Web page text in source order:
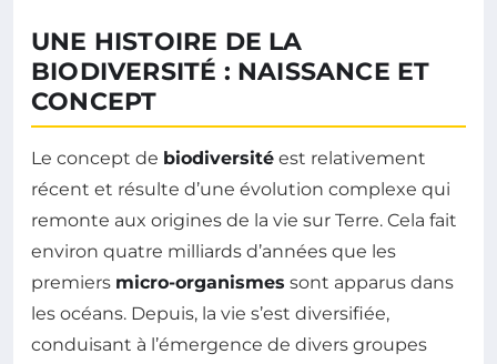
UNE HISTOIRE DE LA
BIODIVERSITÉ : NAISSANCE ET
CONCEPT
Le concept de biodiversité est relativement
récent et résulte d’une évolution complexe qui
remonte aux origines de la vie sur Terre. Cela fait
environ quatre milliards d’années que les
premiers micro-organismes sont apparus dans
les océans. Depuis, la vie s’est diversifiée,
conduisant à l’émergence de divers groupes